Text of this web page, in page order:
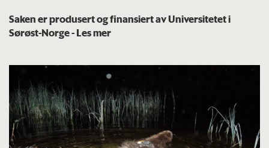
Saken er produsert og finansiert av Universitetet i
Sørøst-Norge- Les mer